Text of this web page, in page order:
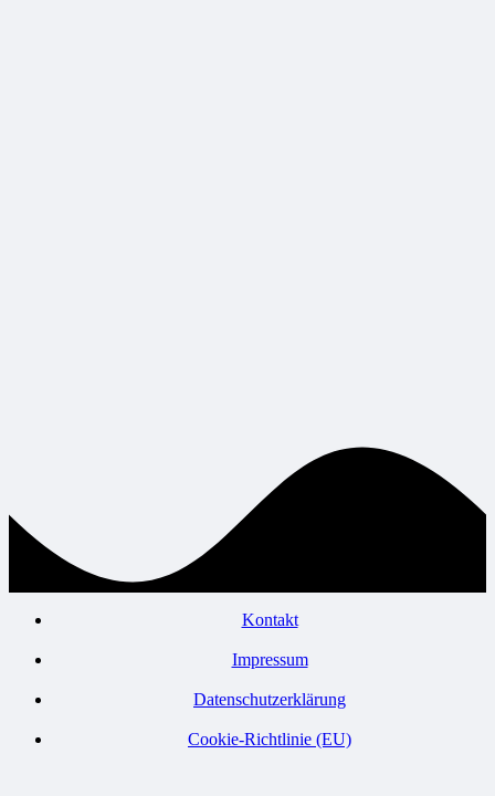
Kontakt
Impressum
Datenschutzerklärung
Cookie-Richtlinie (EU)